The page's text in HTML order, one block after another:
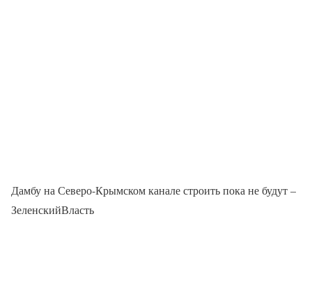
Дамбу на Северо-Крымском канале строить пока не будут –
ЗеленскийВласть